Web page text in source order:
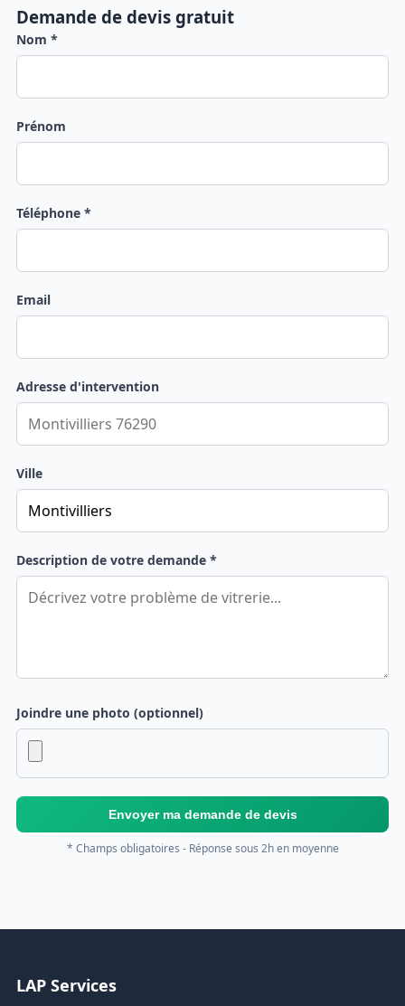
Demande de devis gratuit
Nom *
Prénom
Téléphone *
Email
Adresse d'intervention
Ville
Description de votre demande *
Joindre une photo (optionnel)
Envoyer ma demande de devis
* Champs obligatoires - Réponse sous 2h en moyenne
LAP Services